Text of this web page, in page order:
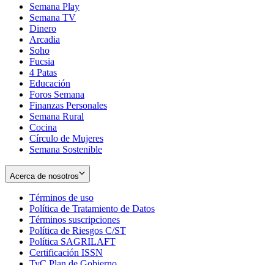
Semana Play
Semana TV
Dinero
Arcadia
Soho
in
new
window
Fucsia
in
new
window
4 Patas
Educación
Foros Semana
Finanzas Personales
Semana Rural
Cocina
Círculo de Mujeres
Semana Sostenible
Acerca de nosotros
Términos de uso
in
new
window
Política de Tratamiento de Datos
Términos suscripciones
in
Política de Riesgos C/ST
Política SAGRILAFT
Certificación ISSN